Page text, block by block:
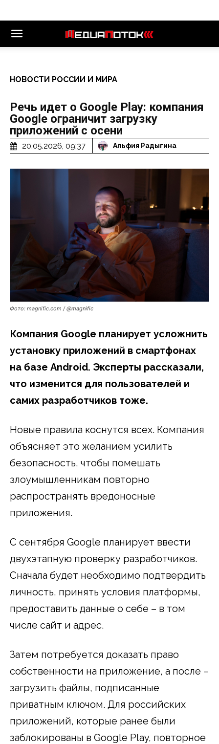
НОВОСТИ РОССИИ И МИРА
Речь идет о Google Play: компания
Google ограничит загрузку
приложений с осени
20.05.2026, 09:37 Альфия Радыгина
Фото: magnific.com / @magnific
Компания Google планирует усложнить
установку приложений в смартфонах
на базе Android. Эксперты рассказали,
что изменится для пользователей и
самих разработчиков тоже.
Новые правила коснутся всех. Компания
объясняет это желанием усилить
безопасность, чтобы помешать
злоумышленникам повторно
распространять вредоносные
приложения.
С сентября Google планирует ввести
двухэтапную проверку разработчиков.
Сначала будет необходимо подтвердить
личность, принять условия платформы,
предоставить данные о себе – в том
числе сайт и адрес.
Затем потребуется доказать право
собственности на приложение, а после –
загрузить файлы, подписанные
приватным ключом. Для российских
приложений, которые ранее были
заблокированы в Google Play, повторное